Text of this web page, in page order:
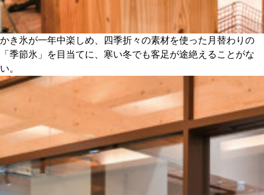
かき氷が一年中楽しめ、四季折々の素材を使った月替わりの
「季節氷」を目当てに、寒い冬でも客足が途絶えることがな
い。